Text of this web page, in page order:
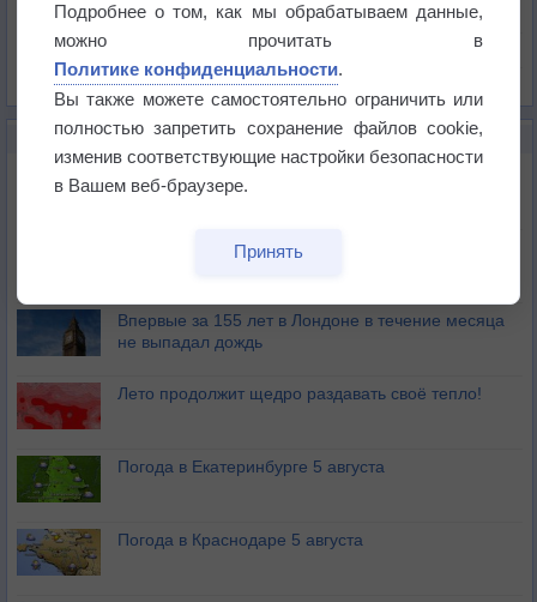
Осадки
Облачность
Список всех карт
НОВОЕ О ПОГОДЕ
Дневная температура воздуха в ОАЭ превысила
+51°
Европейские столицы бьют рекорды жары
Впервые за 155 лет в Лондоне в течение месяца
не выпадал дождь
Лето продолжит щедро раздавать своё тепло!
Погода в Екатеринбурге 5 августа
Погода в Краснодаре 5 августа
Подробнее о том, как мы обрабатываем данные,
можно прочитать в
Политике конфиденциальности.
Вы также можете самостоятельно ограничить или
полностью запретить сохранение файлов cookie,
изменив соответствующие настройки безопасности
в Вашем веб-браузере.
Принять